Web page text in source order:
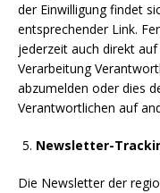
der Einwilligung findet
entsprechender Link.
jederzeit auch direkt
Verarbeitung
abzumelden oder dies
Verantwortlichen auf
Newsletter-
Die Newsletter der